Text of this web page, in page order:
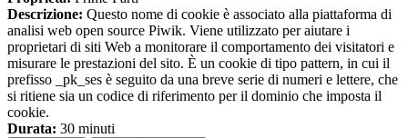
Descrizione: Questo nome di cookie è associato alla piattaforma di
analisi web open source Piwik. Viene utilizzato per aiutare i
proprietari di siti Web a monitorare il comportamento dei visitatori e
misurare le prestazioni del sito. È un cookie di tipo pattern, in cui il
prefisso _pk_ses è seguito da una breve serie di numeri e lettere, che
si ritiene sia un codice di riferimento per il dominio che imposta il
cookie.
Durata: 30 minuti